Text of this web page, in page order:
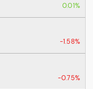
0.01%
-1.58%
-0.75%